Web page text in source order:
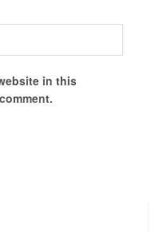
in this